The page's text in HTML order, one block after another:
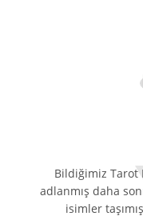
Bildiğimiz Tarot
adlanmış daha
isimler